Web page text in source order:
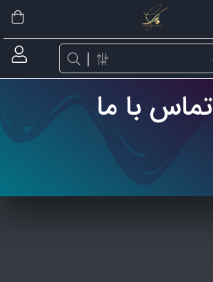
تماس با ما